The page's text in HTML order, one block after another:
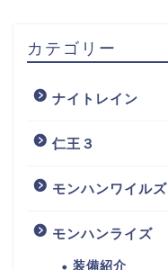
カテゴリー
ナイトレイン
仁王３
モンハンワイルズ
モンハンライズ
装備紹介